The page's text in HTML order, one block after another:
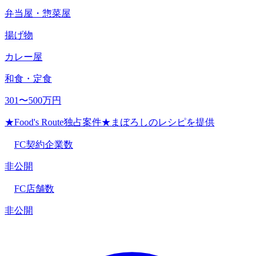
弁当屋・惣菜屋
揚げ物
カレー屋
和食・定食
301〜500万円
★Food's Route独占案件★まぼろしのレシピを提供
FC契約企業数
非公開
FC店舗数
非公開